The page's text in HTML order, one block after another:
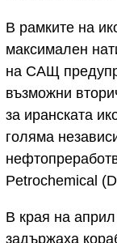
В рамките на
максимален
на САЩ
възможни
за иранската
голяма
Petrochemical
В края на
задържаха